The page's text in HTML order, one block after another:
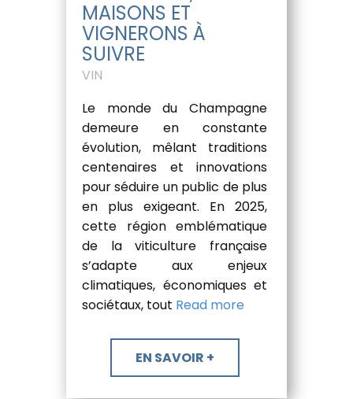
MAISONS ET
VIGNERONS À
SUIVRE
VIN
Le monde du Champagne
demeure en constante
évolution, mêlant traditions
centenaires et innovations
pour séduire un public de plus
en plus exigeant. En 2025,
cette région emblématique
de la viticulture française
s’adapte aux enjeux
climatiques, économiques et
sociétaux, tout Read more
​EN SAVOIR +